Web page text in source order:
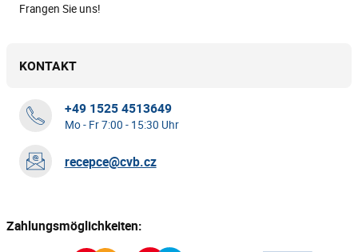
Frangen Sie uns!
KONTAKT
+49 1525 4513649
Mo - Fr 7:00 - 15:30 Uhr
recepce@cvb.cz
Zahlungsmöglichkeiten: